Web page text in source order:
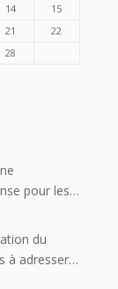
14
15
21
22
28
pour les
du
à adresser
voisins et